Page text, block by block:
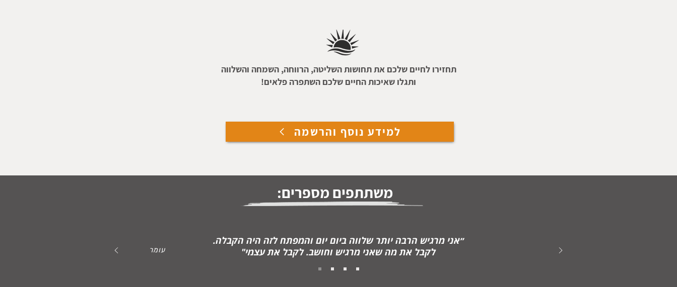
תחזירו לחיים שלכם את תחושותהשליטה, הרווחה, השמחה והשלווה
ותגלו שאיכות החיים שלכם השתפרה פלאים!
למידע נוסף והרשמה
משתתפים מספרים:
עומר
״אני מרגיש הרבה יותר שלווה ביום יום והמפתח לזה היה הקבלה.
לקבל את מה שאני מרגיש וחושב. לקבל את עצמי"